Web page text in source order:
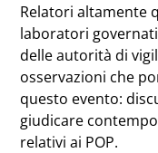
Relatori altamente
laboratori
delle autorità di
osservazioni che
questo evento:
giudicare
relativi ai POP.